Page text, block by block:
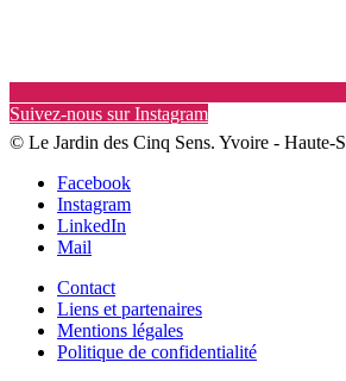
Suivez-nous sur Instagram
© Le Jardin des Cinq Sens. Yvoire - Haute-
Facebook
Instagram
LinkedIn
Mail
Contact
Liens et partenaires
Mentions légales
Politique de confidentialité